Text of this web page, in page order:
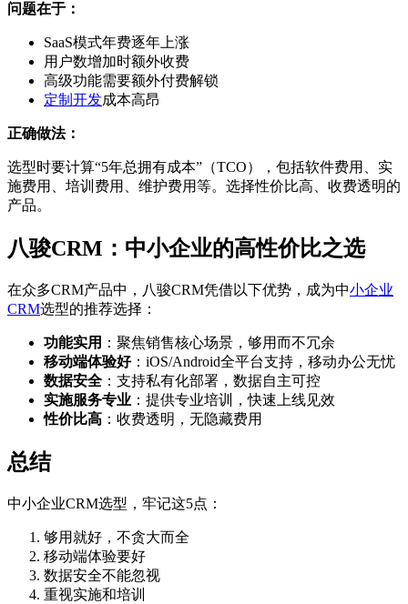
问题在于：
SaaS模式年费逐年上涨
用户数增加时额外收费
高级功能需要额外付费解锁
定制开发成本高昂
正确做法：
选型时要计算“5年总拥有成本”（TCO），包括软件费用、实
施费用、培训费用、维护费用等。选择性价比高、收费透明的
产品。
八骏CRM：中小企业的高性价比之选
在众多CRM产品中，八骏CRM凭借以下优势，成为中小企业
CRM选型的推荐选择：
功能实用 ：聚焦销售核心场景，够用而不冗余
移动端体验好：iOS/Android全平台支持，移动办公无忧
数据安全 ：支持私有化部署，数据自主可控
实施服务专业 ：提供专业培训，快速上线见效
性价比高 ：收费透明，无隐藏费用
总结
中小企业CRM选型，牢记这5点：
够用就好，不贪大而全
移动端体验要好
数据安全不能忽视
重视实施和培训